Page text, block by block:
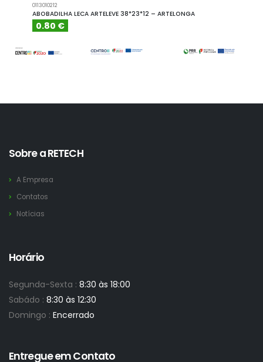
0113010212
ABOBADILHA LECA ARTELEVE 38*23*12 – ARTELONGA
0.80 €
Sobre a RETECH
A Empresa
Contatos
Notícias
Horário
Segunda-Sexta : 8:30 às 18:00
Sabádo : 8:30 às 12:30
Domingo : Encerrado
Entregue em Contato